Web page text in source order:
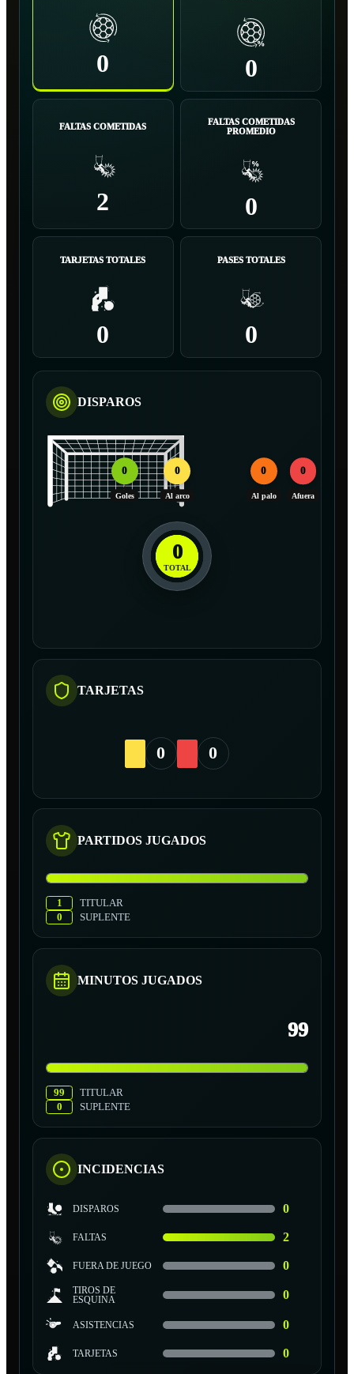
0 0
FALTAS COMETIDAS
2
FALTAS COMETIDAS
PROMEDIO
0
TARJETAS TOTALES
0
PASES TOTALES
0
DISPAROS
0
Goles
0
Al arco
0
Al palo
0
Afuera
0
TOTAL
TARJETAS
0 0
PARTIDOS JUGADOS
1
TITULAR
0
SUPLENTE
MINUTOS JUGADOS
99
99
TITULAR
0
SUPLENTE
INCIDENCIAS
DISPAROS 0
FALTAS 2
FUERA DE JUEGO 0
TIROS DE
ESQUINA
0
ASISTENCIAS 0
TARJETAS 0